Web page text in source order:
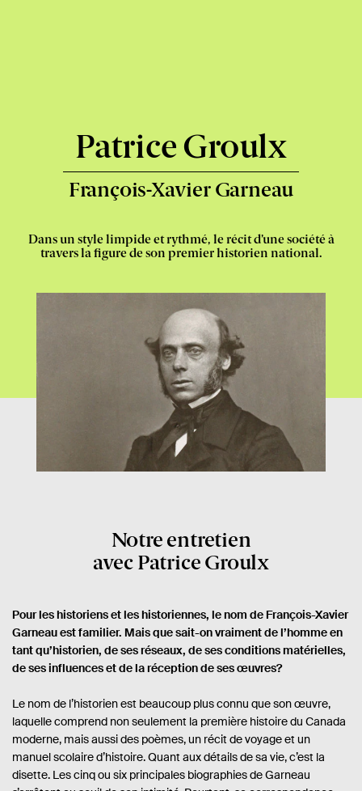
Patrice Groulx-
François-Xavier Garneau
Dans un style limpide et rythmé, le récit d’une société à
travers la figure de son premier historien national.
Notre entretien
avec Patrice Groulx
Pour les historiens et les historiennes, le nom de François-Xavier
Garneau est familier. Mais que sait-on vraiment de l’homme en
tant qu’historien, de ses réseaux, de ses conditions matérielles,
de ses influences et de la réception de ses œuvres?
Le nom de l’historien est beaucoup plus connu que son œuvre,
laquelle comprend non seulement la première histoire du Canada
moderne, mais aussi des poèmes, un récit de voyage et un
manuel scolaire d’histoire. Quant aux détails de sa vie, c’est la
disette. Les cinq ou six principales biographies de Garneau